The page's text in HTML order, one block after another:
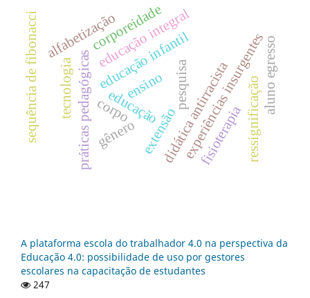
educação
corpo
ensino pesquisa
extensão
práticas pedagógicas didática antirracista
experiências insurgentes
educação infantil
educação integral aluno egresso
fisioterapia
alfabetização
gênero
corporeidade
tecnologia ressignificação
sequência de fibonacci
A plataforma escola do trabalhador 4.0 na perspectiva da
Educação 4.0: possibilidade de uso por gestores
escolares na capacitação de estudantes
247